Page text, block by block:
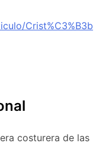
Crist%C3%B3b
costurera de las